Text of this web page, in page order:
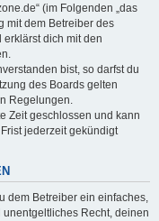
(im Folgenden „das
mit dem Betreiber des
erklärst dich mit den
bist, so darfst du
des Boards gelten
Regelungen.
Zeit geschlossen und kann
jederzeit gekündigt
dem Betreiber ein einfaches,
Recht, deinen